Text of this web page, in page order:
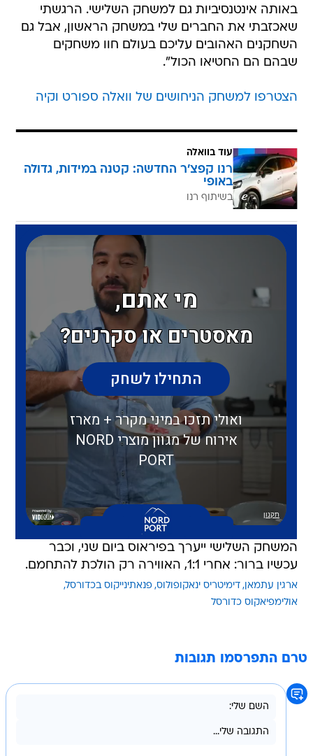
באותה אינטנסיביות גם למשחק השלישי. הרגשתי
שאכזבתי את החברים שלי במשחק הראשון, אבל גם
השחקנים האהובים עליכם בעולם חוו משחקים
שבהם הם החטיאו הכול".
הצטרפו למשחק הניחושים של וואלה ספורט וקיה
עוד בוואלה
רנו קפצ'ר החדשה: קטנה במידות, גדולה
באופי
בשיתוף רנו
המשחק השלישי ייערך בפיראוס ביום שני, וכבר
עכשיו ברור: אחרי 1:1, האווירה רק הולכת להתחמם.
ארגין עתמאן דימיטריס ינאקופולוס פנאתינייקוס בכדורסל
אולימפיאקוס כדורסל
טרם התפרסמו תגובות